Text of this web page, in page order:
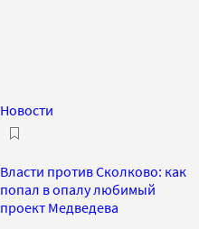
Новости
Власти против Сколково: как
попал в опалу любимый
проект Медведева